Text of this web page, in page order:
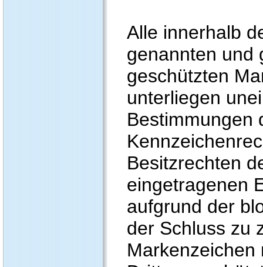
Alle innerhalb
genannten und
geschützten
unterliegen
Bestimmungen
Besitzrechten
eingetragenen
aufgrund der
der Schluss zu
Markenzeichen